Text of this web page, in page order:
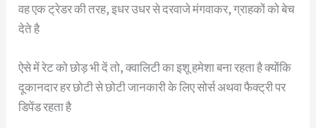
वह एक ट्रेडर की तरह, इधर उधर से दरवाजे मंगवाकर, ग्राहकों को बेच
देते है
ऐसे में रेट को छोड़ भी दें तो, क्वालिटी का इशू हमेशा बना रहता है क्योंकि
दूकानदार हर छोटी से छोटी जानकारी के लिए सोर्स अथवा फैक्ट्री पर
डिपेंड रहता है